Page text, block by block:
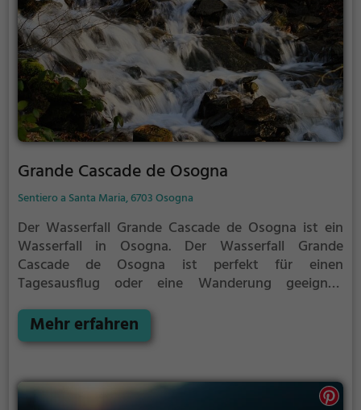
Grande Cascade de Osogna
Sentiero a Santa Maria, 6703 Osogna
Der Wasserfall Grande Cascade de Osogna ist ein
Wasserfall in Osogna. Der Wasserfall Grande
Cascade de Osogna ist perfekt für einen
Tagesausflug oder eine Wanderung geeignet.
Fotos.
Mehr erfahren